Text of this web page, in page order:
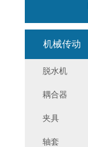
机械传动
脱水机
耦合器
夹具
轴套